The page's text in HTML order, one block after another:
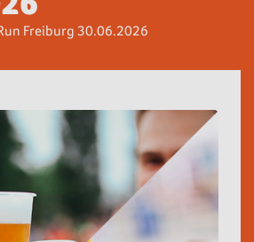
Freiburg 30.06.2026